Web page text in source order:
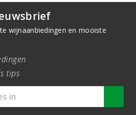
wijnaanbiedingen en mooiste
tips